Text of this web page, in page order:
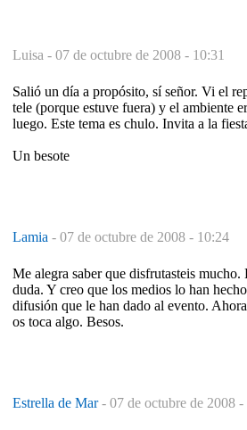
Luisa - 07 de octubre de 2008 - 10:31
Salió un día a propósito, sí señor. Vi el
tele (porque estuve fuera) y el ambiente
luego. Este tema es chulo. Invita a la
Un besote
Lamia - 07 de octubre de 2008 - 10:24
Me alegra saber que disfrutasteis mucho.
duda. Y creo que los medios lo han
difusión que le han dado al evento.
os toca algo. Besos.
Estrella de Mar- 07 de octubre de 2008 -